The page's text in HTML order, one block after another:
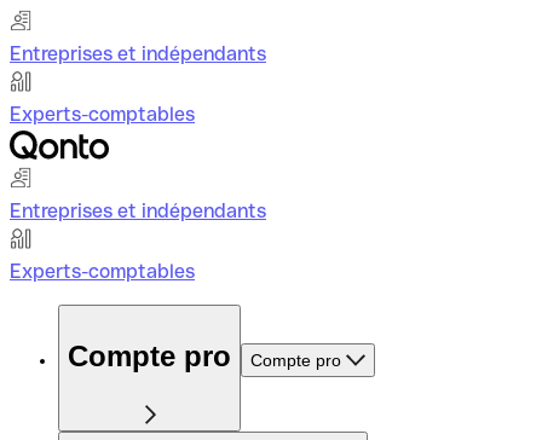
Entreprises et indépendants
Experts-comptables
Entreprises et indépendants
Experts-comptables
Compte pro Compte pro